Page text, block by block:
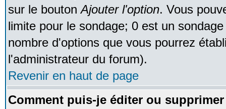
sur le boutonAjouter l'option. Vous
limite pour le sondage; 0 est un
nombre d'options que vous pourrez
l'administrateur du forum).
Revenir en haut de page
Comment puis-je éditer ou